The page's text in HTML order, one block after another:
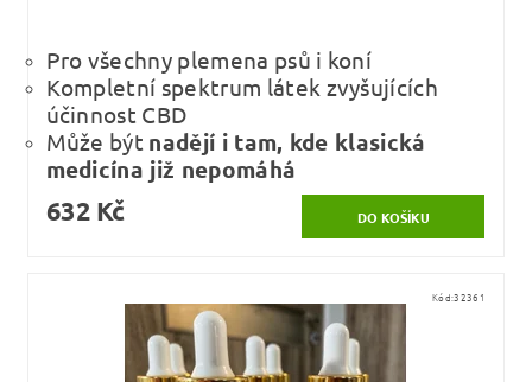
Pro všechny plemena psů i koní
Kompletní spektrum látek zvyšujících
účinnost CBD
Může být nadějí i tam, kde klasická
medicína již nepomáhá
632 Kč
Kód:32361